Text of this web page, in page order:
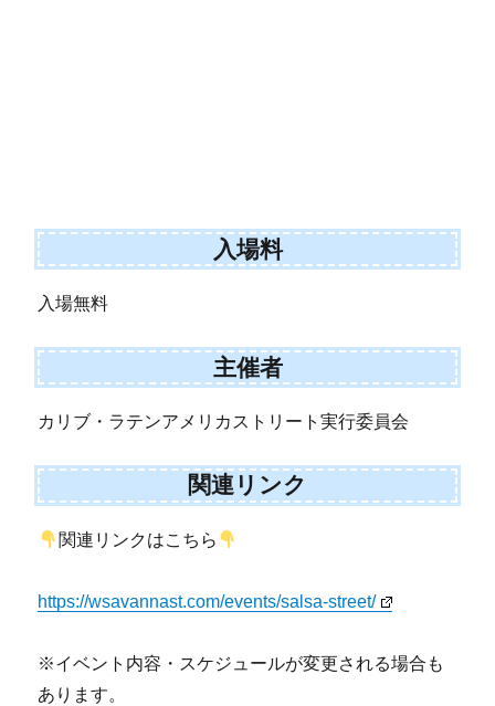
入場料
入場無料
主催者
カリブ・ラテンアメリカストリート実行委員会
関連リンク
関連リンクはこちら
https://wsavannast.com/events/salsa-street/
※イベント内容・スケジュールが変更される場合も
あります。